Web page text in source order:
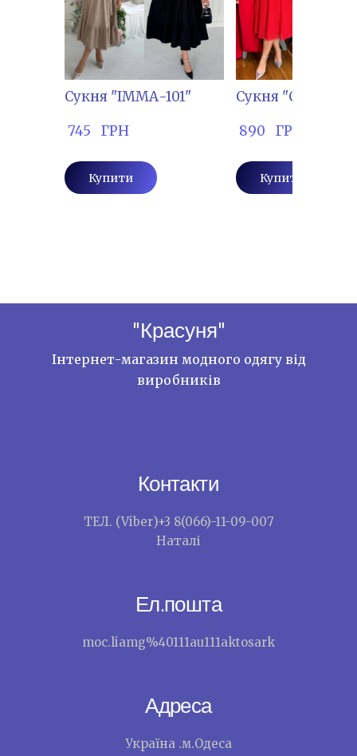
Сукня "ІММА-101"
745   ГРН
Купити
Сукня "СЕМ-
890   ГРН
Купити
"Красуня"
Інтернет-магазин модного одягу від
виробників
Контакти
ТЕЛ. (Viber)+3 8(066)-11-09-007
Наталі
Ел.пошта
moc.liamg%40111au111aktosark
Адреса
Україна .м.Одеса